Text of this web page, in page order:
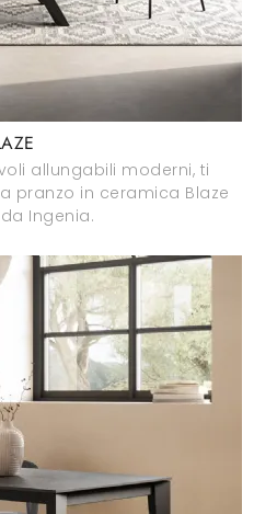
allungabili moderni, ti
pranzo in ceramica Blaze
Ingenia.